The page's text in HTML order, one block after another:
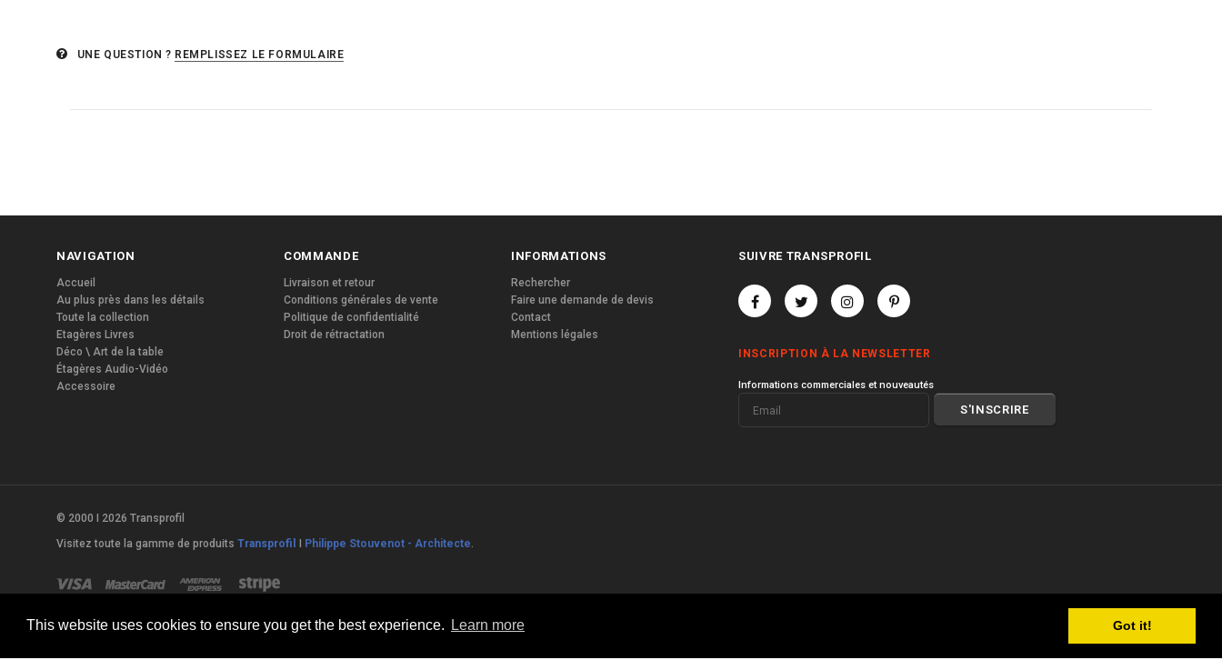
This website uses cookies to ensure you get the best experience. Learn more Got it!
UNE QUESTION ? REMPLISSEZ LE FORMULAIRE
NAVIGATION
Accueil
Au plus près dans les détails
Toute la collection
Etagères Livres
Déco \ Art de la table
Étagères Audio-Vidéo
Accessoire
COMMANDE
Livraison et retour
Conditions générales de vente
Politique de confidentialité
Droit de rétractation
INFORMATIONS
Rechercher
Faire une demande de devis
Contact
Mentions légales
SUIVRE TRANSPROFIL
INSCRIPTION À LA NEWSLETTER
Informations commerciales et nouveautés
© 2000 I 2026 Transprofil
Visitez toute la gamme de produits Transprofil Philippe Stouvenot - Architecte.